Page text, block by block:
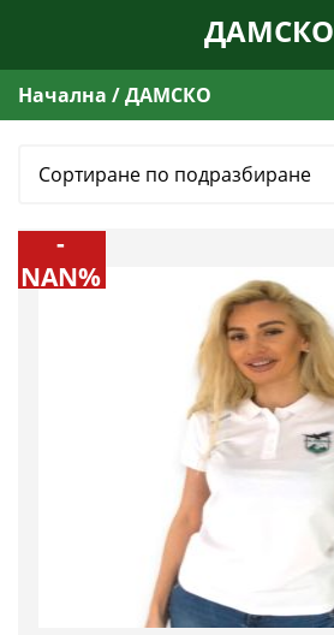
ДАМСКО
Начална / ДАМСКО
Сортиране по подразбиране
-
NAN%